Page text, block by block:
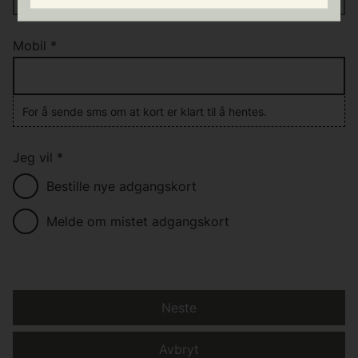
Mobil *
For å sende sms om at kort er klart til å hentes.
Jeg vil *
Bestille nye adgangskort
Melde om mistet adgangskort
Avbryt
Neste